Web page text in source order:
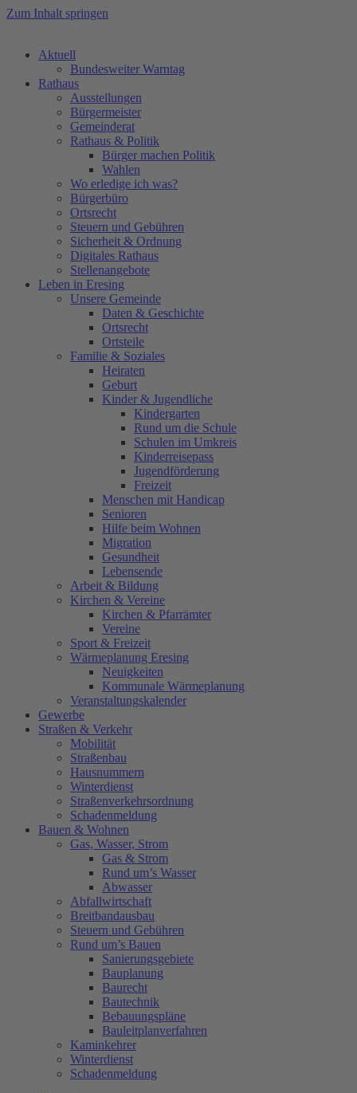
Zum Inhalt springen
Aktuell
Bundesweiter Warntag
Rathaus
Ausstellungen
Bürgermeister
Gemeinderat
Rathaus & Politik
Bürger machen Politik
Wahlen
Wo erledige ich was?
Bürgerbüro
Ortsrecht
Steuern und Gebühren
Sicherheit & Ordnung
Digitales Rathaus
Stellenangebote
Leben in Eresing
Unsere Gemeinde
Daten & Geschichte
Ortsrecht
Ortsteile
Familie & Soziales
Heiraten
Geburt
Kinder & Jugendliche
Kindergarten
Rund um die Schule
Schulen im Umkreis
Kinderreisepass
Jugendförderung
Freizeit
Menschen mit Handicap
Senioren
Hilfe beim Wohnen
Migration
Gesundheit
Lebensende
Arbeit & Bildung
Kirchen & Vereine
Kirchen & Pfarrämter
Vereine
Sport & Freizeit
Wärmeplanung Eresing
Neuigkeiten
Kommunale Wärmeplanung
Veranstaltungskalender
Gewerbe
Straßen & Verkehr
Mobilität
Straßenbau
Hausnummern
Winterdienst
Straßenverkehrsordnung
Schadenmeldung
Bauen & Wohnen
Gas, Wasser, Strom
Gas & Strom
Rund um’s Wasser
Abwasser
Abfallwirtschaft
Breitbandausbau
Steuern und Gebühren
Rund um’s Bauen
Sanierungsgebiete
Bauplanung
Baurecht
Bautechnik
Bebauungspläne
Bauleitplanverfahren
Kaminkehrer
Winterdienst
Schadenmeldung